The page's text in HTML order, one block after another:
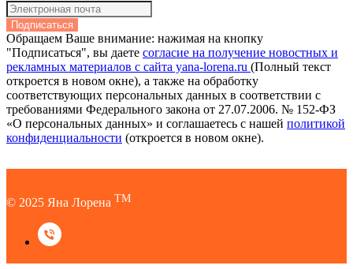
Подписаться
Обращаем Ваше внимание: нажимая на кнопку
"Подписаться", вы даете согласие на получение новостных и
рекламных материалов с сайта yana-lorena.ru (Полный текст
откроется в новом окне), а также на обработку
соответствующих персональных данных в соответствии с
требованиями Федерального закона от 27.07.2006. № 152-ФЗ
«О персональных данных» и соглашаетесь c нашей политикой
конфиденциальности (откроется в новом окне).
© 2025 Яна Лорена TM